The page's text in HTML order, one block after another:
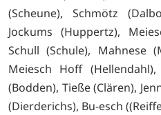
(Scheune), Schmötz
Jockums (Huppertz),
Schull (Schule), Mahnese
Meiesch Hoff
(Bodden), Tieße (Clären),
(Dierderichs), Bu-esch